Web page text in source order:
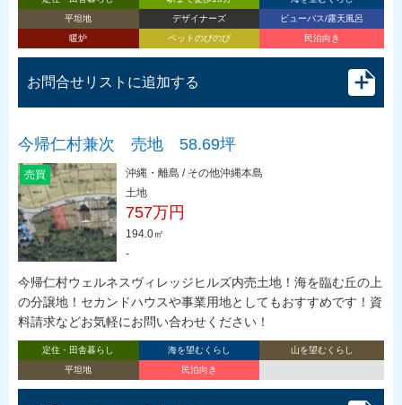
平坦地
デザイナーズ
ビューバス/露天風呂
暖炉
ペットのびのび 民泊向き
お問合せリストに追加する
今帰仁村兼次 売地 58.69坪
売買
沖縄・離島 / その他沖縄本島
土地
757万円
194.0㎡
-
今帰仁村ウェルネスヴィレッジヒルズ内売土地！海を臨む丘の上
の分譲地！セカンドハウスや事業用地としてもおすすめです！資
料請求などお気軽にお問い合わせください！
定住・田舎暮らし 海を望むくらし
山を望むくらし
平坦地
民泊向き